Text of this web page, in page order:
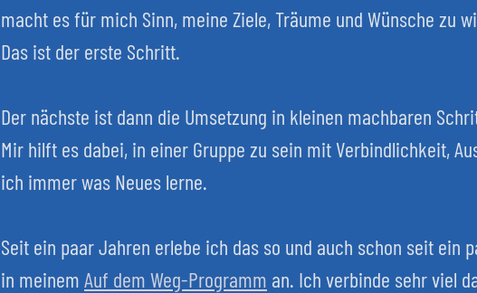
macht es für mich Sinn, meine Ziele, Träume und Wünsche zu
Das ist der erste Schritt.
Der nächste ist dann die Umsetzung in kleinen machbaren
Mir hilft es dabei, in einer Gruppe zu sein mit Verbindlichkeit,
ich immer was Neues lerne.
Seit ein paar Jahren erlebe ich das so und auch schon seit ein
in meinem Auf dem Weg-Programm an. Ich verbinde sehr viel